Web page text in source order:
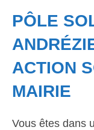
PÔLE
ACTION
MAIRIE
Vous êtes dans